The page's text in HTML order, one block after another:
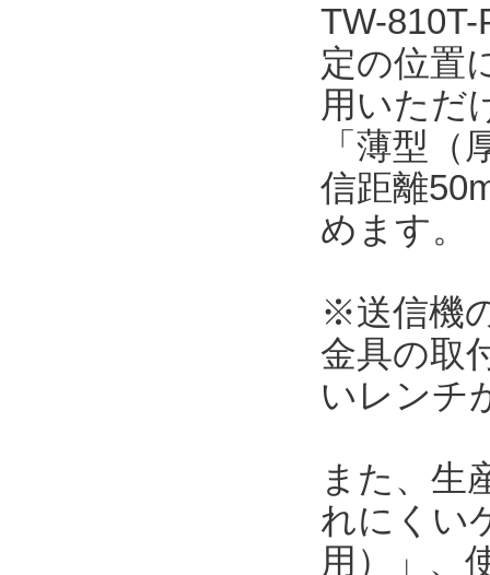
TW-
定の位置
用いただ
「薄型
信距離
めます。
※送信機
金具の取
いレンチ
また、生
れにくい
用）」、